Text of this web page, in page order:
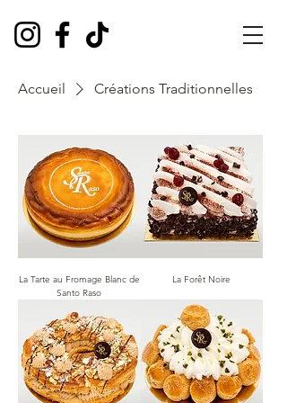
Accueil Créations Traditionnelles
La Tarte au Fromage Blanc de
Santo Raso
La Forêt Noire